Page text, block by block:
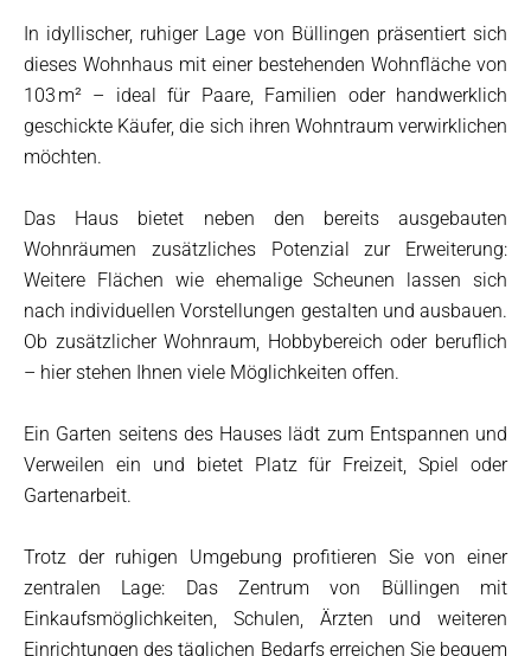
In idyllischer, ruhiger Lage von Büllingen präsentiert sich
dieses Wohnhaus mit einer bestehenden Wohnfläche von
103 m² – ideal für Paare, Familien oder handwerklich
geschickte Käufer, die sich ihren Wohntraum verwirklichen
möchten.
Das Haus bietet neben den bereits ausgebauten
Wohnräumen zusätzliches Potenzial zur Erweiterung:
Weitere Flächen wie ehemalige Scheunen lassen sich
nach individuellen Vorstellungen gestalten und ausbauen.
Ob zusätzlicher Wohnraum, Hobbybereich oder beruflich
– hier stehen Ihnen viele Möglichkeiten offen.
Ein Garten seitens des Hauses lädt zum Entspannen und
Verweilen ein und bietet Platz für Freizeit, Spiel oder
Gartenarbeit.
Trotz der ruhigen Umgebung profitieren Sie von einer
zentralen Lage: Das Zentrum von Büllingen mit
Einkaufsmöglichkeiten, Schulen, Ärzten und weiteren
Einrichtungen des täglichen Bedarfs erreichen Sie bequem